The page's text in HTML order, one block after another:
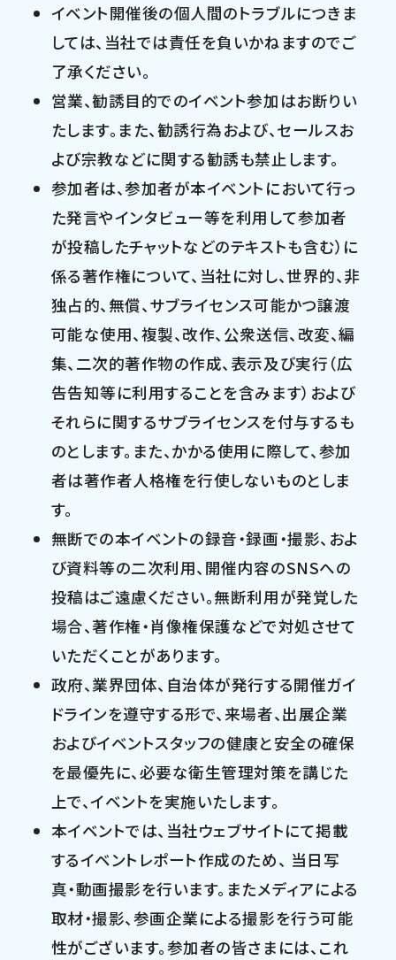
イベント開催後の個人間のトラブルにつきま
しては、当社では責任を負いかねますのでご
了承ください。
営業、勧誘目的でのイベント参加はお断りい
たします。また、勧誘行為および、セールスお
よび宗教などに関する勧誘も禁止します。
参加者は、参加者が本イベントにおいて行っ
た発言やインタビュー等を利用して参加者
が投稿したチャットなどのテキストも含む）に
係る著作権について、当社に対し、世界的、非
独占的、無償、サブライセンス可能かつ譲渡
可能な使用、複製、改作、公衆送信、改変、編
集、二次的著作物の作成、表示及び実行（広
告告知等に利用することを含みます）および
それらに関するサブライセンスを付与するも
のとします。また、かかる使用に際して、参加
者は著作者人格権を行使しないものとしま
す。
無断での本イベントの録音・録画・撮影、およ
び資料等の二次利用、開催内容のSNSへの
投稿はご遠慮ください。無断利用が発覚した
場合、著作権・肖像権保護などで対処させて
いただくことがあります。
政府、業界団体、自治体が発行する開催ガイ
ドラインを遵守する形で、来場者、出展企業
およびイベントスタッフの健康と安全の確保
を最優先に、必要な衛生管理対策を講じた
上で、イベントを実施いたします。
本イベントでは、当社ウェブサイトにて掲載
するイベントレポート作成のため、 当日写
真・動画撮影を行います。またメディアによる
取材・撮影、参画企業による撮影を行う可能
性がございます。参加者の皆さまには、これ